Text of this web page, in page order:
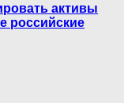
активы
российские